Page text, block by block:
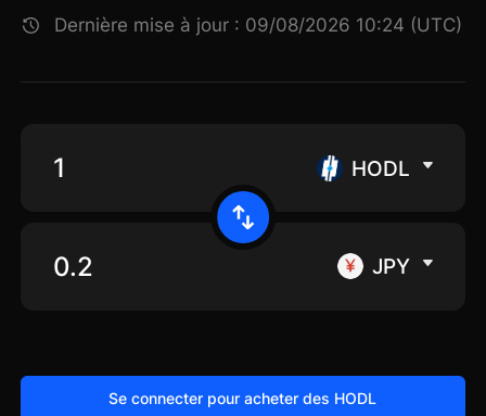
Dernière mise à jour : 09/08/2026 10:24 (UTC)
HODL
JPY
Se connecter pour acheter des HODL